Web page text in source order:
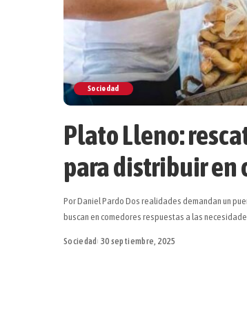
Sociedad
Plato Lleno:
para distribuir en
Por Daniel Pardo Dos realidades demandan un
buscan en comedores respuestas a las
Sociedad 30 septiembre, 2025